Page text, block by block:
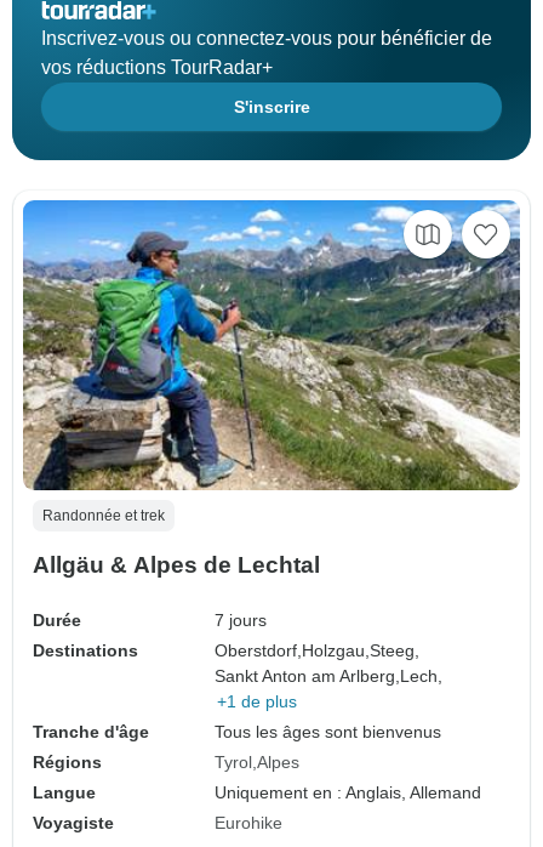
Inscrivez-vous ou connectez-vous pour bénéficier de
vos réductions TourRadar+
S'inscrire
Randonnée et trek
Allgäu & Alpes de Lechtal
Durée
7 jours
Destinations
Oberstdorf,Holzgau,Steeg,
Sankt Anton am Arlberg,Lech,
+1 de plus
Tranche d'âge
Tous les âges sont bienvenus
Régions
Tyrol Alpes
Langue
Uniquement en : Anglais, Allemand
Voyagiste
Eurohike